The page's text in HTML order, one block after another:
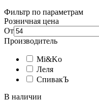
Фильтр по параметрам
Розничная цена
От
Производитель
Mi&Ko
Леля
СпивакЪ
В наличии